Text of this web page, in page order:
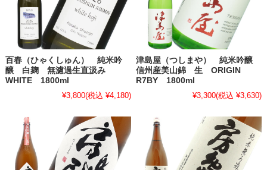
百春（ひゃくしゅん） 純米吟
醸 白麹 無濾過生直汲み
WHITE 1800ml
¥3,800(税込 ¥4,180)
津島屋（つしまや） 純米吟醸
信州産美山錦 生 ORIGIN
R7BY 1800ml
¥3,300(税込 ¥3,630)